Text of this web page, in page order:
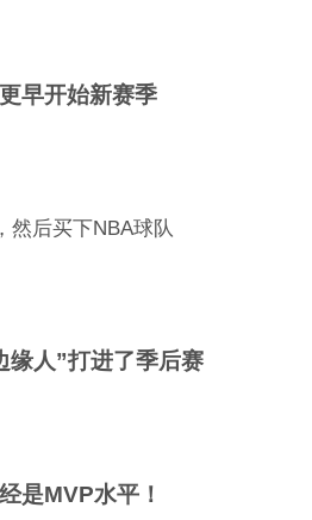
早开始新赛季
然后买下NBA球队
缘人”打进了季后赛
是MVP水平！